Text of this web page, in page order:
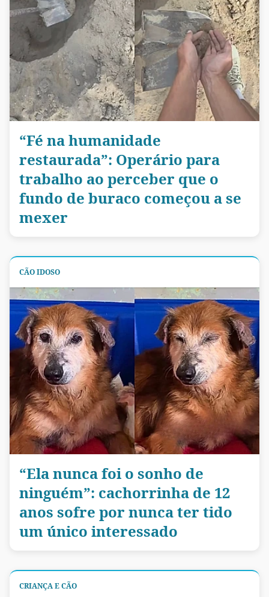
“Fé na humanidade
restaurada”: Operário para
trabalho ao perceber que o
fundo de buraco começou a se
mexer
CÃO IDOSO
“Ela nunca foi o sonho de
ninguém”: cachorrinha de 12
anos sofre por nunca ter tido
um único interessado
CRIANÇA E CÃO